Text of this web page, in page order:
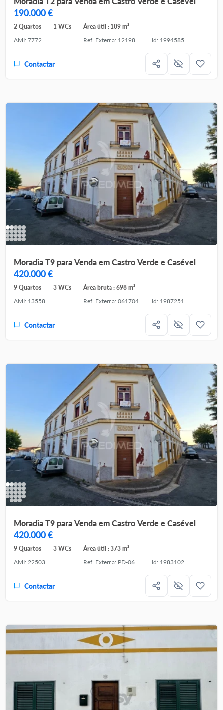
190.000 €
2 Quartos 1 WCs
Área útil : 109 m²
AMI: 7772
Ref. Externa: 121981475-93 Id: 1994585
Contactar
Moradia T9 para Venda em Castro Verde e Casével
420.000 €
9 Quartos 3 WCs
Área bruta : 698 m²
AMI: 13558
Ref. Externa: 061704 Id: 1987251
Contactar
Moradia T9 para Venda em Castro Verde e Casével
420.000 €
9 Quartos 3 WCs
Área útil : 373 m²
AMI: 22503
Ref. Externa: PD-061704 Id: 1983102
Contactar